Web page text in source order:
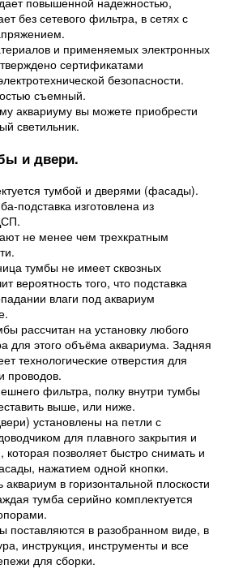
без сетевого фильтра, в сетях с
и применяемых электронных
сертификатами
безопасности.
съемный.
аквариуму вы можете приобрести
светильник.
и двери.
тумбой и дверями (фасады).
подставка изготовлена из
не менее чем трехкратным
тумбы не имеет сквозных
вероятность того, что подставка
влаги под аквариум
рассчитан на установку любого
для этого объёма аквариума. Задняя
технологические отверстия для
проводов.
фильтра, полку внутри тумбы
выше, или ниже.
установлены на петли с
для плавного закрытия и
которая позволяет быстро снимать и
нажатием одной кнопки.
аквариум в горизонтальной плоскости
тумба серийно комплектуется
поставляются в разобранном виде, в
инструкция, инструменты и все
для сборки.